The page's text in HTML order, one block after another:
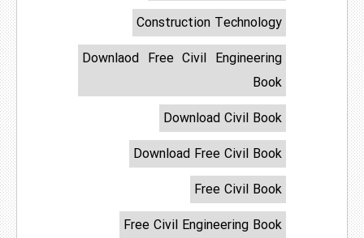
Construction Technology
Downlaod Free Civil Engineering
Book
Download Civil Book
Download Free Civil Book
Free Civil Book
Free Civil Engineering Book